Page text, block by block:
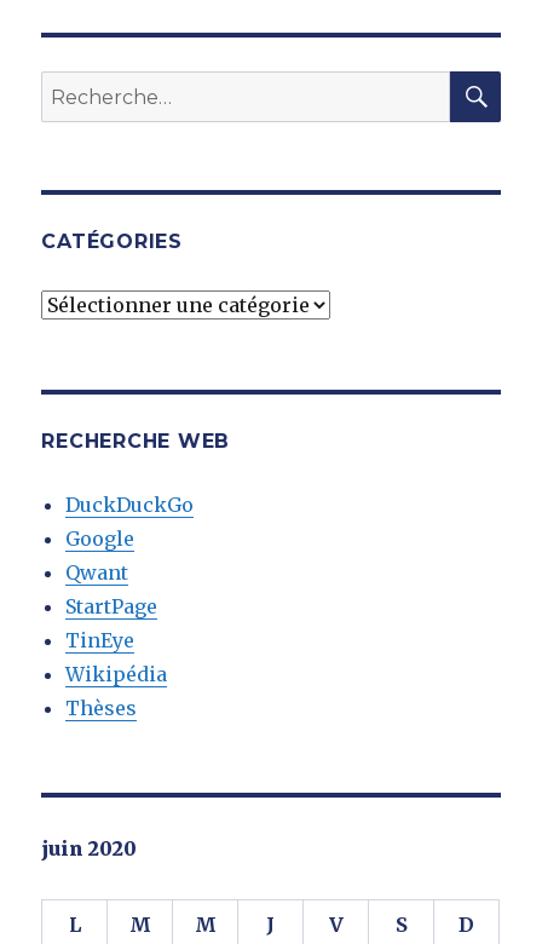
Recherche
pour :
CATÉGORIES
Catégories
RECHERCHE WEB
DuckDuckGo
Google
Qwant
StartPage
TinEye
Wikipédia
Thèses
juin 2020
L M M J V S D